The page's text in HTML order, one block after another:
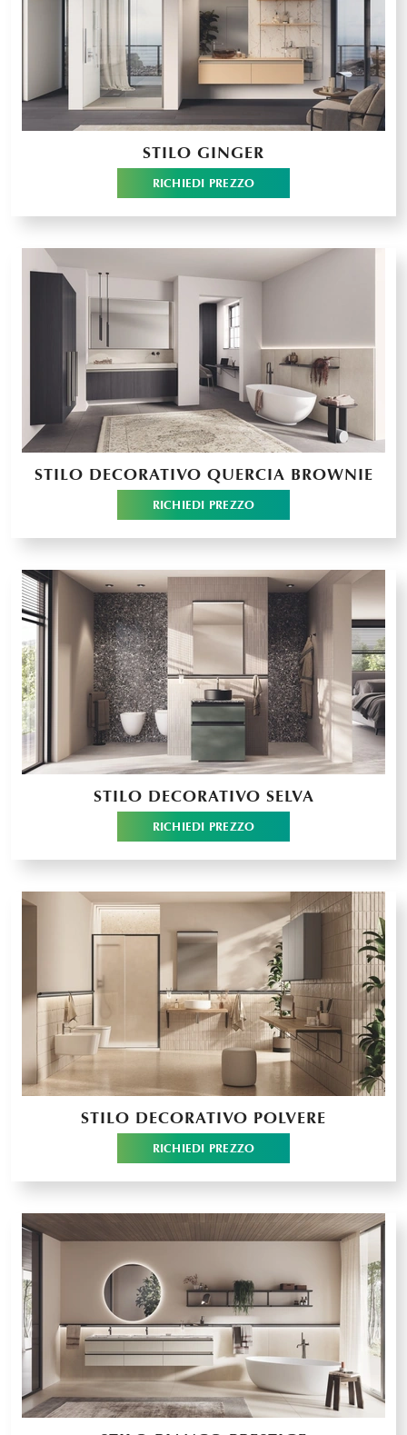
STILO GINGER
RICHIEDI PREZZO
STILO DECORATIVO QUERCIA BROWNIE
RICHIEDI PREZZO
STILO DECORATIVO SELVA
RICHIEDI PREZZO
STILO DECORATIVO POLVERE
RICHIEDI PREZZO